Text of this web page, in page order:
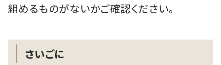
組めるものがないかご確認ください。
さいごに